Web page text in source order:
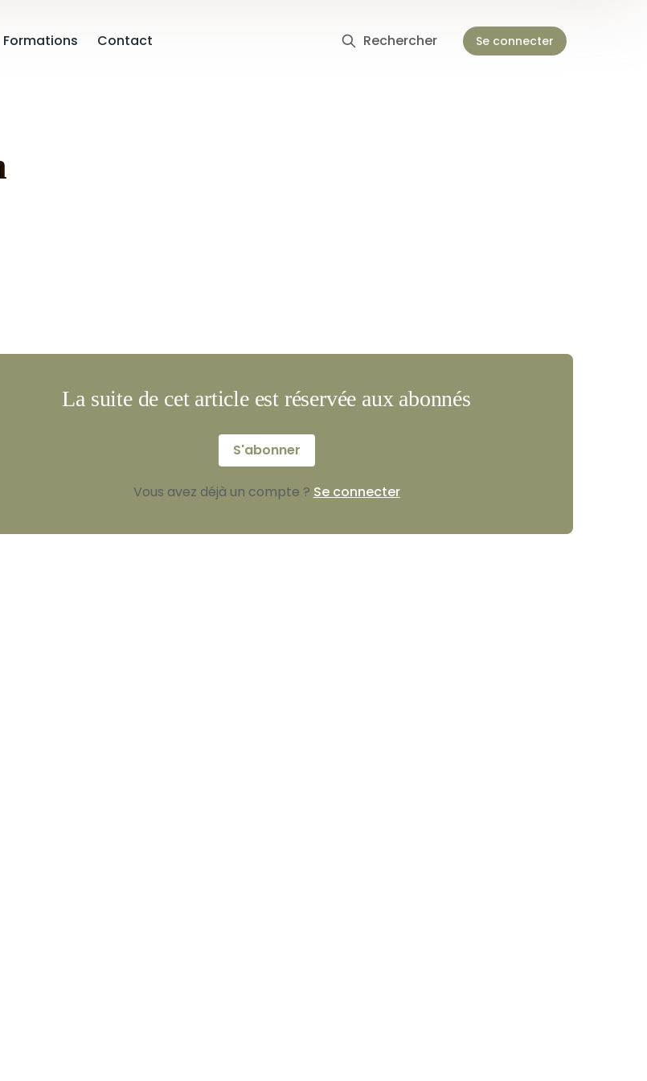
Formations Contact Rechercher Se connecter
La suite de cet article est réservée aux abonnés
S'abonner
Vous avez déjà un compte ? Se connecter